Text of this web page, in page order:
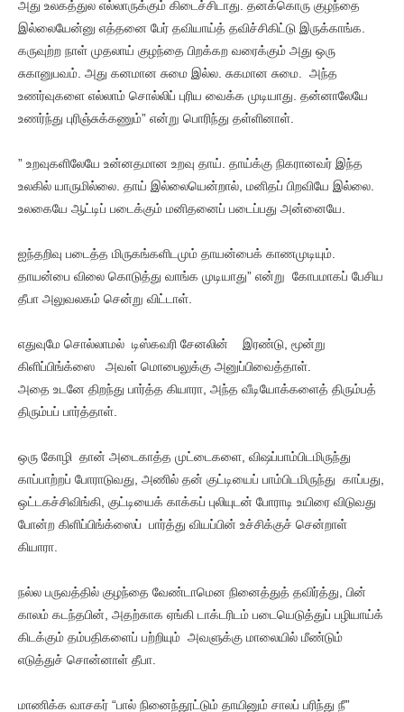
அது உலகத்துல எல்லாருக்கும் கிடைச்சிடாது. தனக்கொரு குழந்தை
இல்லையேன்னு எத்தனை பேர் தவியாய்த் தவிச்சிகிட்டு இருக்காங்க.
கருவுற்ற நாள் முதலாய் குழந்தை பிறக்கற வரைக்கும் அது ஒரு
சுகானுபவம். அது கனமான சுமை இல்ல. சுகமான சுமை. அந்த
உணர்வுகளை எல்லாம் சொல்லிப் புரிய வைக்க முடியாது. தன்னாலேயே
உணர்ந்து புரிஞ்சுக்கணும்” என்று பொரிந்து தள்ளினாள்.
” உறவுகளிலேயே உன்னதமான உறவு தாய். தாய்க்கு நிகரானவர் இந்த
உலகில் யாருமில்லை. தாய் இல்லையென்றால், மனிதப் பிறவியே இல்லை.
உலகையே ஆட்டிப் படைக்கும் மனிதனைப் படைப்பது அன்னையே.
ஐந்தறிவு படைத்த மிருகங்களிடமும் தாயன்பைக் காணமுடியும்.
தாயன்பை விலை கொடுத்து வாங்க முடியாது” என்று கோபமாகப் பேசிய
தீபா அலுவலகம் சென்று விட்டாள்.
எதுவுமே சொல்லாமல் டிஸ்கவரி சேனலின் இரண்டு, மூன்று
கிளிப்பிங்க்ஸை அவள் மொபைலுக்கு அனுப்பிவைத்தாள்.
அதை உடனே திறந்து பார்த்த கியாரா, அந்த வீடியோக்களைத் திரும்பத்
திரும்பப் பார்த்தாள்.
ஒரு கோழி தான் அடைகாத்த முட்டைகளை, விஷப்பாம்பிடமிருந்து
காப்பாற்றப் போராடுவது, அணில் தன் குட்டியைப் பாம்பிடமிருந்து காப்பது,
ஒட்டகச்சிவிங்கி, குட்டியைக் காக்கப் புலியுடன் போராடி உயிரை விடுவது
போன்ற கிளிப்பிங்க்ஸைப் பார்த்து வியப்பின் உச்சிக்குச் சென்றாள்
கியாரா.
நல்ல பருவத்தில் குழந்தை வேண்டாமென நினைத்துத் தவிர்த்து, பின்
காலம் கடந்தபின், அதற்காக ஏங்கி டாக்டரிடம் படையெடுத்துப் பழியாய்க்
கிடக்கும் தம்பதிகளைப் பற்றியும் அவளுக்கு மாலையில் மீண்டும்
எடுத்துச் சொன்னாள் தீபா.
மாணிக்க வாசகர் “பால் நினைந்தூட்டும் தாயினும் சாலப் பரிந்து நீ”